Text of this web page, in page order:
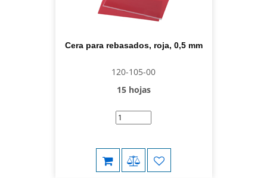
Cera para rebasados, roja, 0,5 mm
120-105-00
15 hojas